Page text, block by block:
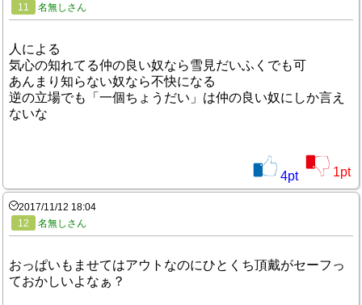
11 名無しさん
人による
気心の知れてる仲の良い奴なら雪見だいふくでも可
あんまり知らない奴なら不快になる
逆の立場でも「一個ちょうだい」は仲の良い奴にしか言え
ないな
4pt 1pt
2017/11/12 18:04
12
名無しさん
おっぱいもませてはアウトなのにひとくち頂戴がセーフっ
ておかしいよなぁ？